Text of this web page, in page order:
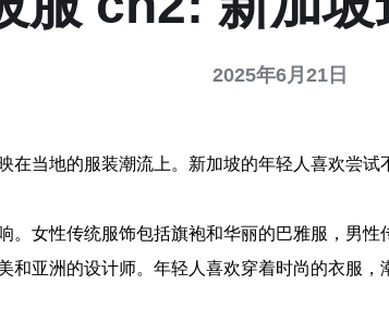
2025年6月21日
在当地的服装潮流上。新加坡的年轻人喜欢尝
女性传统服饰包括旗袍和华丽的巴雅服，男
和亚洲的设计师。年轻人喜欢穿着时尚的衣服